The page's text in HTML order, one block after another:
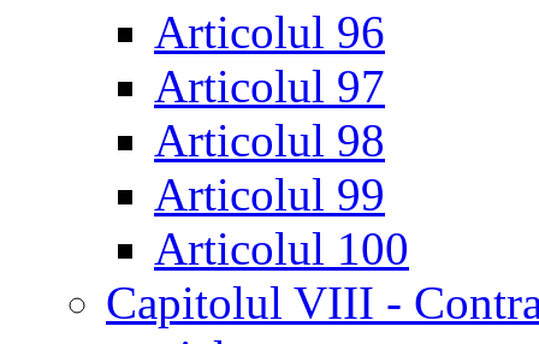
Articolul 96
Articolul 97
Articolul 98
Articolul 99
Articolul 100
Capitolul VIII -